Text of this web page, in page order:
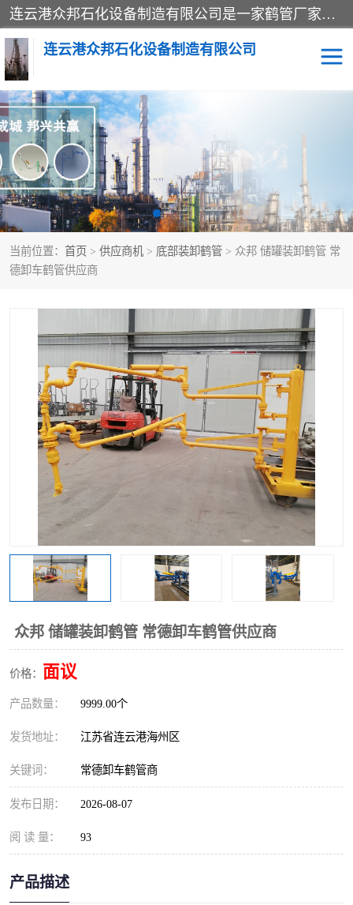
连云港众邦石化设备制造有限公司是一家鹤管厂家主营：鹤管、装车鹤管等，是致力于石油、石化等流体装卸设备(主要产品如鹤管、输油臂、脱缆钩等)的咨询、设计、制造、检测、安装指导、系统调试、维修维护等业务的公司。
连云港众邦石化设备制造有限公司
当前位置： 首页 > 供应商机 > 底部装卸鹤管 > 众邦 储罐装卸鹤管 常
德卸车鹤管供应商
众邦 储罐装卸鹤管 常德卸车鹤管供应商
价格： 面议
产品数量： 9999.00个
发货地址： 江苏省连云港海州区
关键词： 常德卸车鹤管商
发布日期： 2026-08-07
阅 读 量： 93
产品描述
鹤管 顶部装卸鹤管
底部装卸鹤管 LNG低温鹤管
液氨鹤管 液化气鹤管
鹤管配件 活动梯栈台
撬装系统设备 装车鹤管